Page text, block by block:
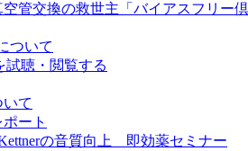
管交換の救世主「バイアスフリー
ついて
試聴・閲覧する
て
ート
の音質向上 即効薬セミナー